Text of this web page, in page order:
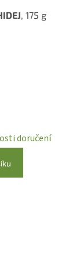
doručení
, 175 g